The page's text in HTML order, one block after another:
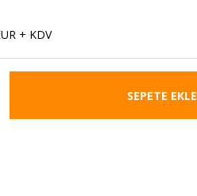
+ KDV
SEPETE EKLE